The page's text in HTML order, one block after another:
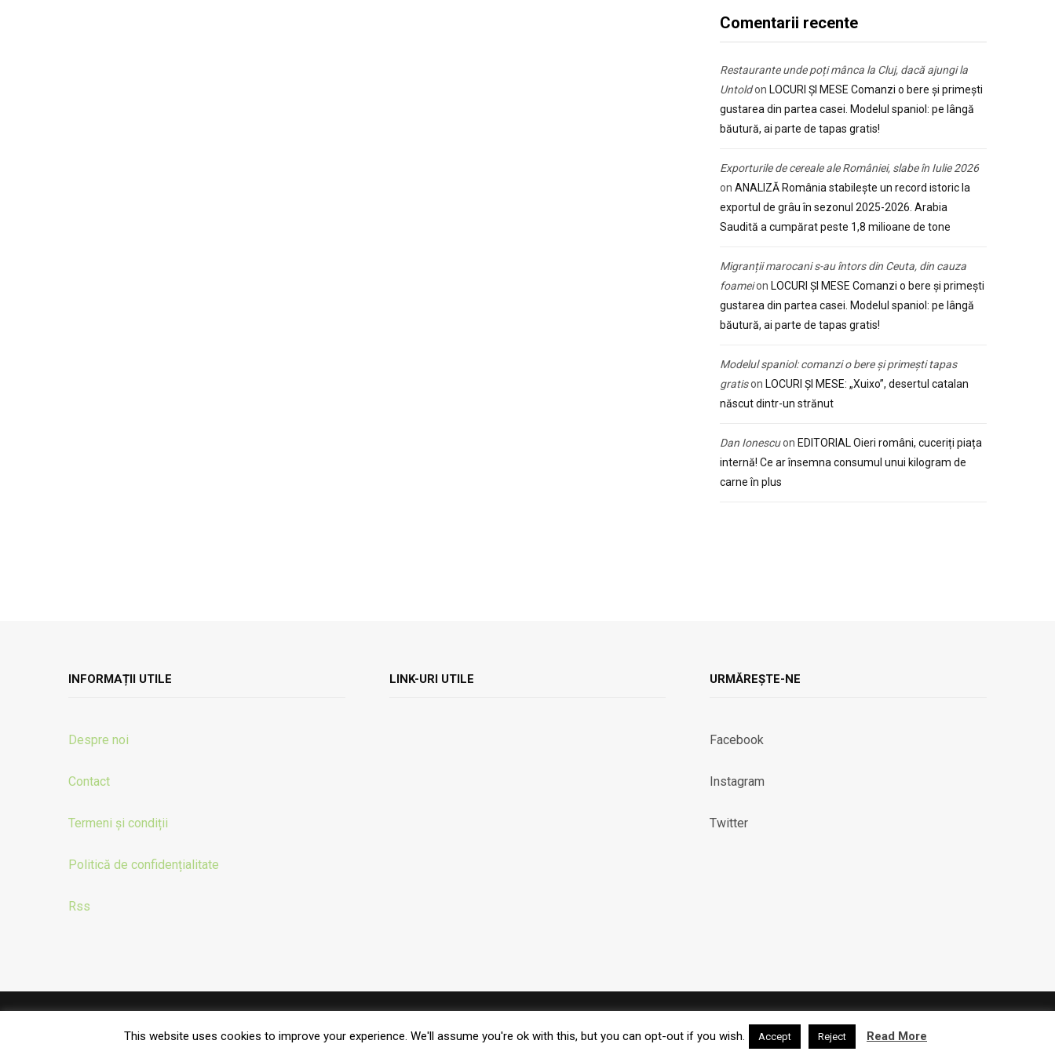
Comentarii recente
Restaurante unde poți mânca la Cluj, dacă ajungi la
Untoldon LOCURI ȘI MESE Comanzi o bere și primești
gustarea din partea casei. Modelul spaniol: pe lângă
băutură, ai parte de tapas gratis!
Exporturile de cereale ale României, slabe în Iulie 2026
on ANALIZĂ România stabilește un record istoric la
exportul de grâu în sezonul 2025-2026. Arabia
Saudită a cumpărat peste 1,8 milioane de tone
Migranții marocani s-au întors din Ceuta, din cauza
foameion LOCURI ȘI MESE Comanzi o bere și primești
gustarea din partea casei. Modelul spaniol: pe lângă
băutură, ai parte de tapas gratis!
Modelul spaniol: comanzi o bere și primești tapas
gratison LOCURI ȘI MESE: „Xuixo”, desertul catalan
născut dintr-un strănut
Dan Ionescuon EDITORIAL Oieri români, cuceriți piața
internă! Ce ar însemna consumul unui kilogram de
carne în plus
INFORMAȚII UTILE
Despre noi
Contact
Termeni și condiții
Politică de confidențialitate
Rss
LINK-URI UTILE URMĂREȘTE-NE
Facebook
Instagram
Twitter
X (TWITTER) INSTAGRAM
This website uses cookies to improve your experience. We'll assume you're ok with this, but you can opt-out if you wish. Accept Reject Read More